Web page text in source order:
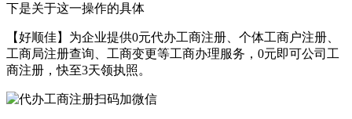
下是关于这一操作的具体
【好顺佳】为企业提供0元代办工商注册、个体工商户注册、
工商局注册查询、工商变更等工商办理服务，0元即可公司工
商注册，快至3天领执照。